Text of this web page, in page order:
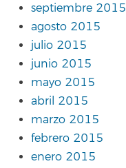
septiembre 2015
agosto 2015
julio 2015
junio 2015
mayo 2015
abril 2015
marzo 2015
febrero 2015
enero 2015